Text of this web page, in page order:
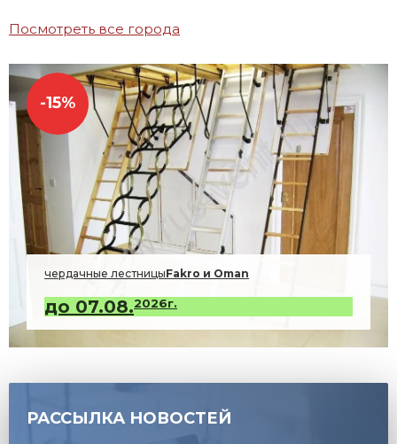
Посмотреть все города
-15%
чердачные лестницыFakro и Oman
до 07.08.2026г.
РАССЫЛКА НОВОСТЕЙ